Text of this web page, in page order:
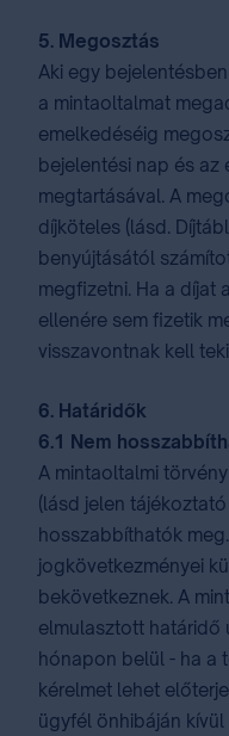
5. Megosztás
Aki egy
a mintaoltalmat
emelkedéséig
bejelentési nap és
megtartásával. A
díjköteles (lásd.
benyújtásától
megfizetni. Ha a díjat
ellenére sem fizetik
visszavontnak kell
6. Határidők
6.1 Nem
A mintaoltalmi
(lásd jelen
hosszabbíthatók
jogkövetkezményei
bekövetkeznek. A
elmulasztott
hónapon belül - ha a
kérelmet lehet
ügyfél önhibáján